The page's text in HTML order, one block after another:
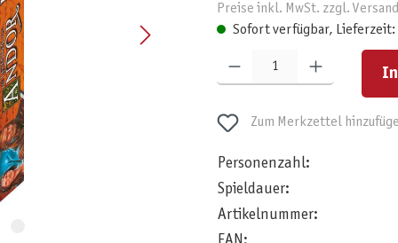
Preise inkl. MwSt. zzgl.
Sofort verfügbar, Lieferzeit:
Zum Merkzettel
Personenzahl:
Spieldauer:
Artikelnummer: